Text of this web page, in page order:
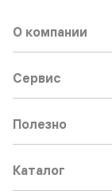
О компании
Сервис
Полезно
Каталог